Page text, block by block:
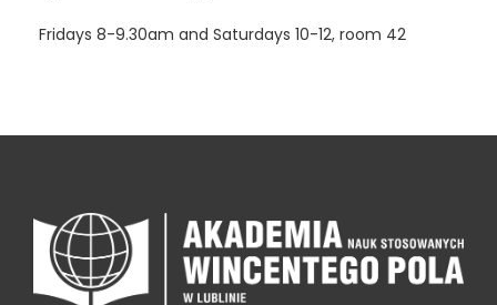
Fridays 8-9.30am and Saturdays 10-12, room 42